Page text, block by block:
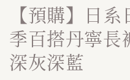
【預購】日
季百搭丹寧長
深灰深藍